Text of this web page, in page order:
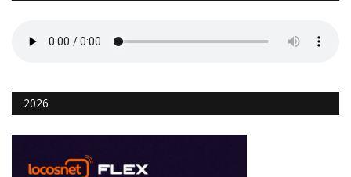
2026